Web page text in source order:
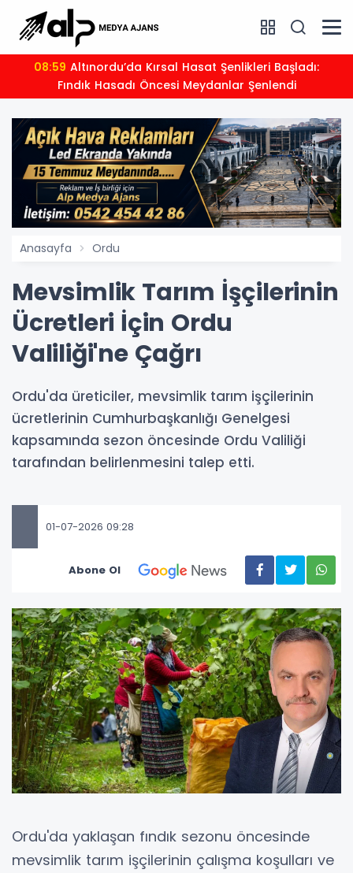
08:59
Fındık Hasadı Öncesi Meydanlar Şenlendi
Anasayfa Ordu
Mevsimlik Tarım İşçilerinin
Ücretleri İçin Ordu
Valiliği'ne Çağrı
Ordu'da üreticiler, mevsimlik tarım işçilerinin
ücretlerinin Cumhurbaşkanlığı Genelgesi
kapsamında sezon öncesinde Ordu Valiliği
tarafından belirlenmesini talep etti.
01-07-2026 09:28
Abone Ol
Ordu'da yaklaşan fındık sezonu öncesinde
mevsimlik tarım işçilerinin çalışma koşulları ve